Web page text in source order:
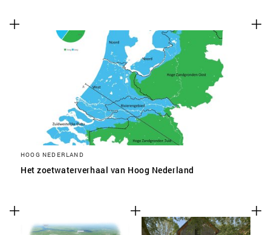
HOOG NEDERLAND
Het zoetwaterverhaal van Hoog Nederland